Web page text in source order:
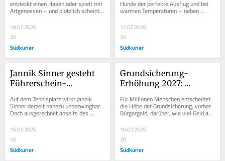
entdeckt einen Hasen oder spielt mit
Artgenossen – und plötzlich scheint
er jedes Kommando zu ignorieren.
Ein...
18.07.2026
20
Südkurier
Hunde der perfekte Ausflug und bei
warmen Temperaturen – neben
einem Hunde-Eis – eine
willkommene...
17.07.2026
20
Südkurier
Jannik Sinner gesteht
Führerschein-
Tennis-Star schon
durchgefallen
Auf dem Tennisplatz wirkt Jannik
Sinner derzeit nahezu unbezwingbar.
Doch ausgerechnet abseits des
Courts läuft es für den Wimbledon-
Champion nicht...
16.07.2026
10
Südkurier
Grundsicherung-
Erhöhung 2027:
mehr Geld rechnen?
Für Millionen Menschen entscheidet
die Höhe der Grundsicherung, vorher
Bürgergeld, darüber, wie viel Geld am
Monatsende für Lebensmittel,...
16.07.2026
20
Südkurier